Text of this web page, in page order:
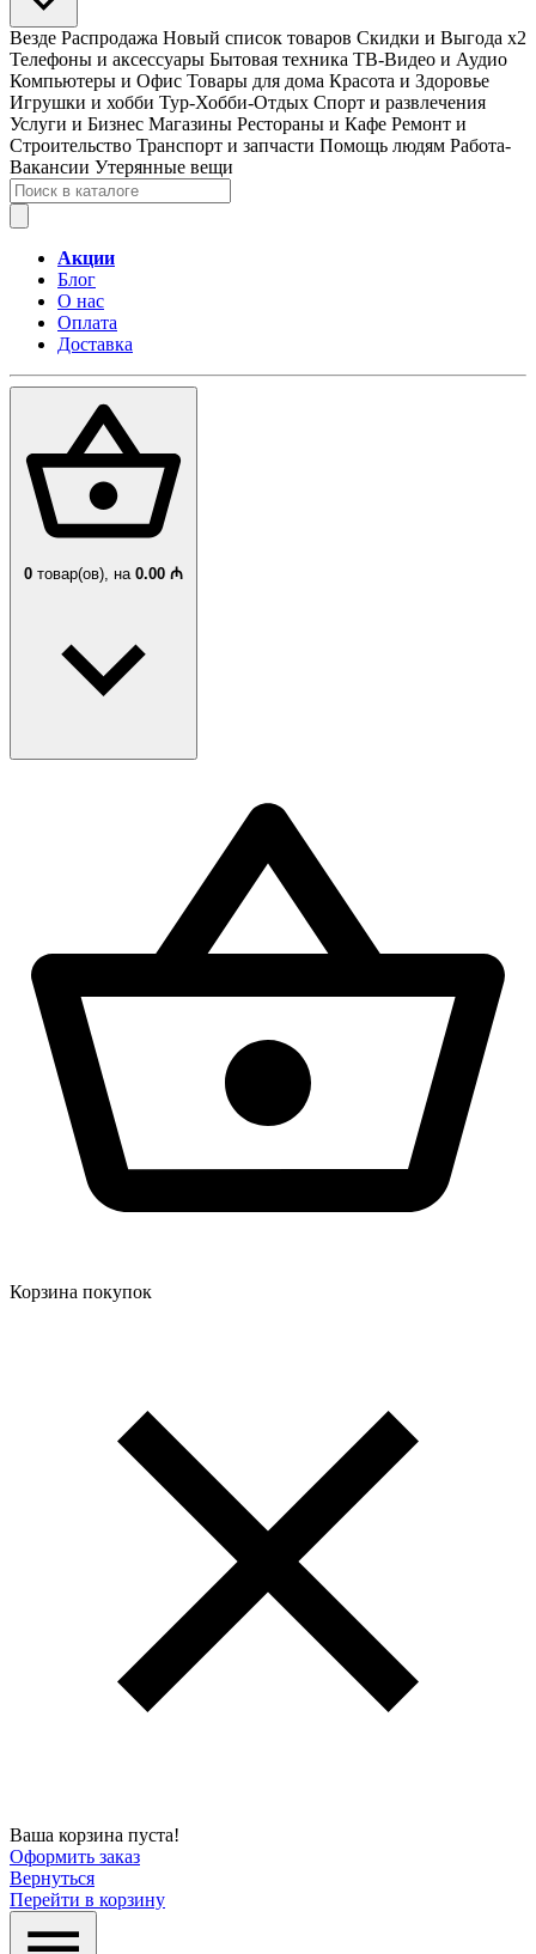
Везде Распродажа Новый список товаров Скидки и Выгода x2
Телефоны и аксессуары Бытовая техника ТВ-Видео и Аудио
Компьютеры и Офис Товары для дома Красота и Здоровье
Игрушки и хобби Тур-Хобби-Отдых Спорт и развлечения
Услуги и Бизнес Магазины Рестораны и Кафе Ремонт и
Строительство Транспорт и запчасти Помощь людям Работа-
Вакансии Утерянные вещи
Акции
Блог
О нас
Оплата
Доставка
0 товар(ов), на 0.00 ₼
Корзина покупок
Ваша корзина пуста!
Оформить заказ
Вернуться
Перейти в корзину